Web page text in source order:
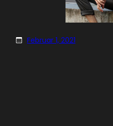
Februar 1, 2021